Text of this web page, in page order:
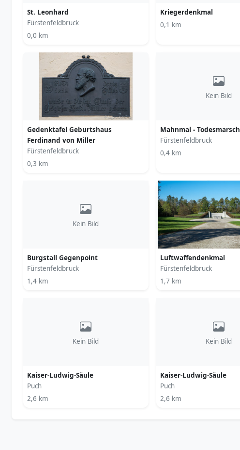
St. Leonhard
Fürstenfeldbruck
0,0 km
Kriegerdenkmal
0,1 km
Gedenktafel Geburtshaus
Ferdinand von Miller
Fürstenfeldbruck
0,3 km
Kein Bild
Mahnmal - Todesmarsch
Fürstenfeldbruck
0,4 km
Kein Bild
Burgstall Gegenpoint
Fürstenfeldbruck
1,4 km
Luftwaffendenkmal
Fürstenfeldbruck
1,7 km
Kein Bild
Kaiser-Ludwig-Säule
Puch
2,6 km
Kein Bild
Kaiser-Ludwig-Säule
Puch
2,6 km